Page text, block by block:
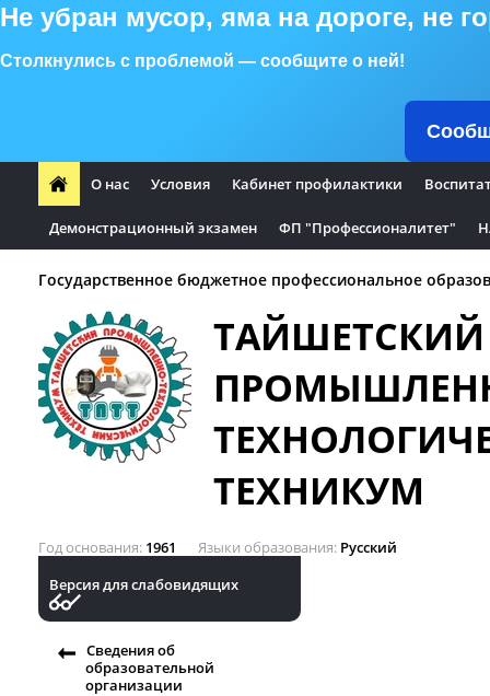
Не убран мусор, яма на дороге, не
Столкнулись с проблемой — сообщите о ней!
О нас Условия Кабинет профилактики
Демонстрационный экзамен ФП "Профессионалитет"
Государственное бюджетное профессиональное
ТАЙШЕТСКИЙ
ТЕХНИКУМ
Год основания 1961 Языки образования Русский
Версия для слабовидящих
Сведения об
образовательной
организации